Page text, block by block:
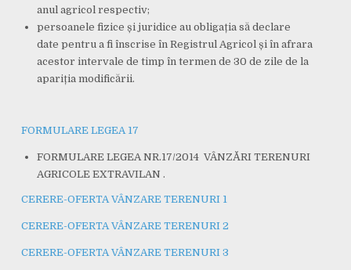
anul agricol respectiv;
persoanele fizice și juridice au obligația să declare
date pentru a fi înscrise în Registrul Agricol și în afrara
acestor intervale de timp în termen de 30 de zile de la
apariția modificării.
FORMULARE LEGEA 17
FORMULARE LEGEA NR.17/2014 VÂNZĂRI TERENURI
AGRICOLE EXTRAVILAN .
CERERE-OFERTA VÂNZARE TERENURI 1
CERERE-OFERTA VÂNZARE TERENURI 2
CERERE-OFERTA VÂNZARE TERENURI 3